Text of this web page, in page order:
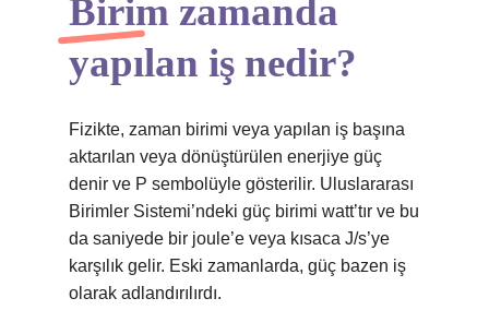
Birim zamanda
yapılan iş nedir?
Fizikte, zaman birimi veya yapılan iş başına
aktarılan veya dönüştürülen enerjiye güç
denir ve P sembolüyle gösterilir. Uluslararası
Birimler Sistemi’ndeki güç birimi watt’tır ve bu
da saniyede bir joule’e veya kısaca J/s’ye
karşılık gelir. Eski zamanlarda, güç bazen iş
olarak adlandırılırdı.